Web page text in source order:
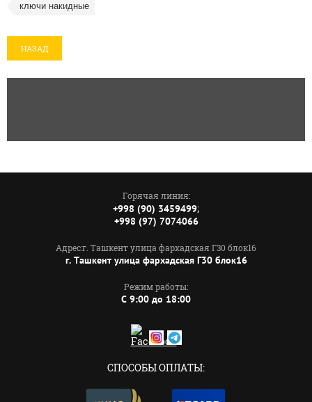
ключи накидные
НАЗАД
Горячая линия:
+998 (90) 3459499;
+998 (97) 7074066
Адрес:г. Ташкент улица фархадская Г30 блок16
г. Ташкент улица фархадская Г30 блок16
Режим работы:
C 9:00 до 18:00
СПОСОБЫ ОПЛАТЫ: